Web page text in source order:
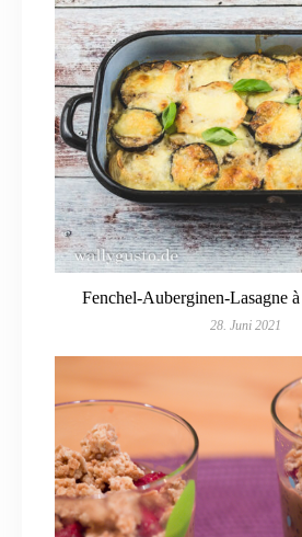
Fenchel-Auberginen-Lasagne
28. Juni 2021